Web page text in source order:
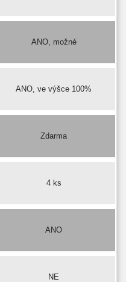
ANO, možné
ANO, ve výšce 100%
Zdarma
4 ks
ANO
NE